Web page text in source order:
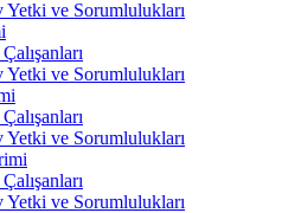
Yetki ve Sorumlulukları
Yetki ve Sorumlulukları
Yetki ve Sorumlulukları
Yetki ve Sorumlulukları